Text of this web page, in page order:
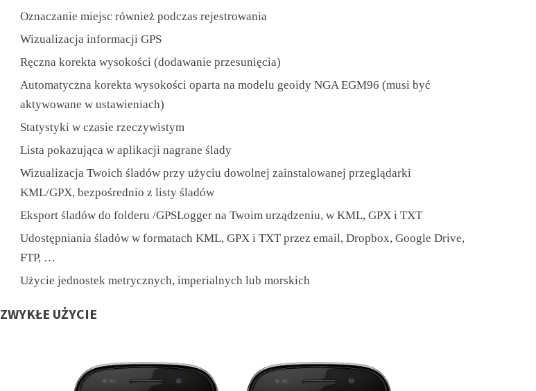
Oznaczanie miejsc również podczas rejestrowania
Wizualizacja informacji GPS
Ręczna korekta wysokości (dodawanie przesunięcia)
Automatyczna korekta wysokości oparta na modelu geoidy NGA EGM96 (musi być
aktywowane w ustawieniach)
Statystyki w czasie rzeczywistym
Lista pokazująca w aplikacji nagrane ślady
Wizualizacja Twoich śladów przy użyciu dowolnej zainstalowanej przeglądarki
KML/GPX, bezpośrednio z listy śladów
Eksport śladów do folderu /GPSLogger na Twoim urządzeniu, w KML, GPX i TXT
Udostępniania śladów w formatach KML, GPX i TXT przez email, Dropbox, Google Drive,
FTP, …
Użycie jednostek metrycznych, imperialnych lub morskich
ZWYKŁE UŻYCIE